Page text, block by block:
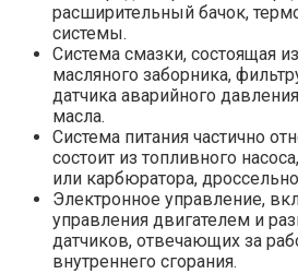
расширительный бачок,
системы.
Система смазки, состоящая
масляного заборника,
датчика аварийного
масла.
Система питания частично
состоит из топливного
или карбюратора,
Электронное управление,
управления двигателем и
датчиков, отвечающих за
внутреннего сгорания.